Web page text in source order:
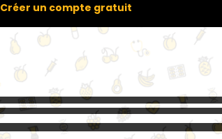
Créer un compte gratuit